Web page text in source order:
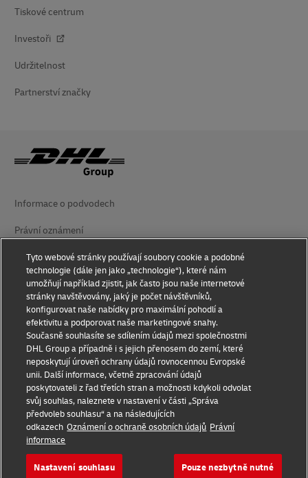
Tiskové centrum
Investoři
Udržitelnost
Partnerství značky
Informace o podvodech
Právní oznámení
Smluvní podmínky
Oznámení o ochraně soukromí
Přístupnost
Doplňující informace
Nastavení suborů cookie
Sledujte nás na
Tyto webové stránky používají soubory cookie a podobné
technologie (dále jen jako „technologie“), které nám
umožňují například zjistit, jak často jsou naše internetové
stránky navštěvovány, jaký je počet návštěvníků,
konfigurovat naše nabídky pro maximální pohodlí a
efektivitu a podporovat naše marketingové snahy.
Současně souhlasíte se sdílením údajů mezi společnostmi
DHL Group a případně i s jejich přenosem do zemí, které
neposkytují úroveň ochrany údajů rovnocennou Evropské
unii. Další informace, včetně zpracování údajů
poskytovateli z řad třetích stran a možnosti kdykoli odvolat
svůj souhlas, naleznete v nastavení v části „Správa
předvoleb souhlasu“ a na následujících
odkazech Oznámení o ochraně osobních údajů Právní
informace
Nastavení souhlasu Pouze nezbytně nutné